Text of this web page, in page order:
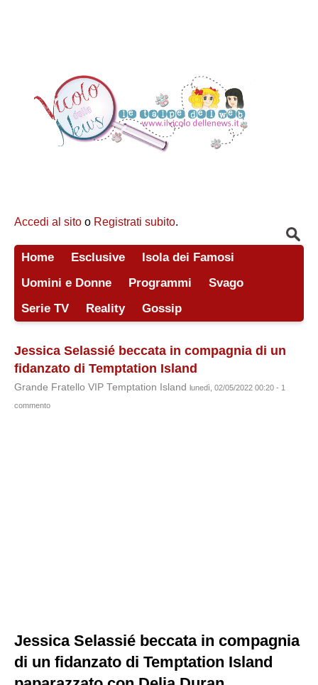
Accedi al sito o Registrati subito.
Home Esclusive
Isola dei Famosi
Uomini e Donne
Programmi
Svago
Serie TV
Reality Gossip
Jessica Selassié beccata in compagnia di un
fidanzato di Temptation Island
Grande Fratello VIP Temptation Island lunedì, 02/05/2022 00:20 - 1
commento
Jessica Selassié beccata in compagnia
di un fidanzato di Temptation Island